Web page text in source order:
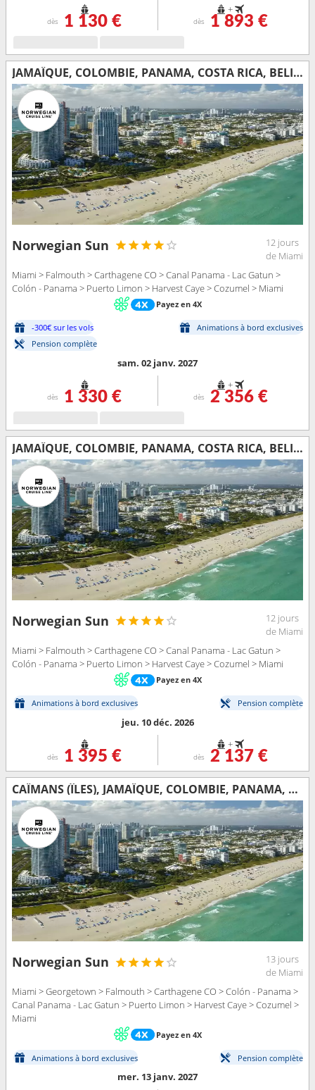
dès 1 130 €
+
dès 1 893 €
JAMAÏQUE, COLOMBIE, PANAMA, COSTA RICA, BELIZE, MEXIQUE, ÉTATS-UNIS
Norwegian Sun
12 jours
de Miami
Miami > Falmouth > Carthagene CO > Canal Panama - Lac Gatun >
Colón - Panama > Puerto Limon > Harvest Caye > Cozumel > Miami
Payez en 4X
-300€ sur les vols
Animations à bord exclusives
Pension complète
sam. 02 janv. 2027
dès 1 330 €
+
dès 2 356 €
JAMAÏQUE, COLOMBIE, PANAMA, COSTA RICA, BELIZE, MEXIQUE, ÉTATS-UNIS
Norwegian Sun
12 jours
de Miami
Miami > Falmouth > Carthagene CO > Canal Panama - Lac Gatun >
Colón - Panama > Puerto Limon > Harvest Caye > Cozumel > Miami
Payez en 4X
Animations à bord exclusives Pension complète
jeu. 10 déc. 2026
dès 1 395 €
+
dès 2 137 €
CAÏMANS (ÎLES), JAMAÏQUE, COLOMBIE, PANAMA, COSTA RICA, BELIZE, MEXIQUE, ÉTATS-UNIS
Norwegian Sun
13 jours
de Miami
Miami > Georgetown > Falmouth > Carthagene CO > Colón - Panama >
Canal Panama - Lac Gatun > Puerto Limon > Harvest Caye > Cozumel >
Miami
Payez en 4X
Animations à bord exclusives Pension complète
mer. 13 janv. 2027